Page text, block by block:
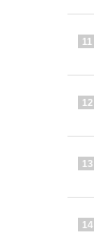
11
12
13
14